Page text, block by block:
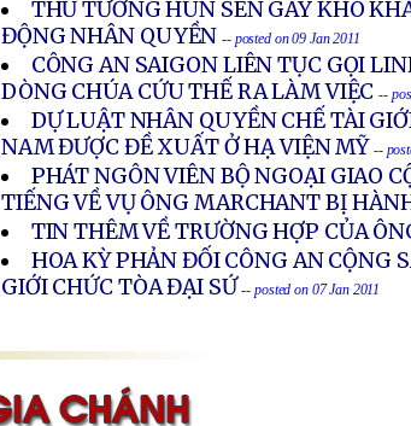
THỦ TƯỚNG HUN SEN GÂY KHÓ
ĐỘNG NHÂN QUYỀN-- posted on 09 Jan 2011
CÔNG AN SAIGON LIÊN TỤC GỌI
DÒNG CHÚA CỨU THẾ RA LÀM VIỆC --
DỰ LUẬT NHÂN QUYỀN CHẾ TÀI
NAM ĐƯỢC ĐỀ XUẤT Ở HẠ VIỆN MỸ --
PHÁT NGÔN VIÊN BỘ NGOẠI GIAO
TIẾNG VỀ VỤ ÔNG MARCHANT BỊ
TIN THÊM VỀ TRƯỜNG HỢP CỦA
HOA KỲ PHẢN ĐỐI CÔNG AN CỘNG
GIỚI CHỨC TÒA ĐẠI SỨ -- posted on 07 Jan 2011